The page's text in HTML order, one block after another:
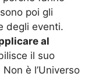
poi gli
degli eventi.
al
il suo
è l’Universo